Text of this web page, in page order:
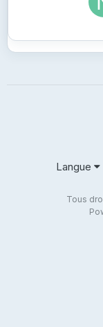
Langue
Tous